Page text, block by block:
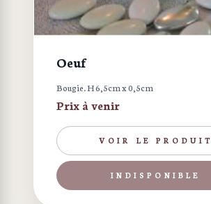
Oeuf
Bougie. H 6,5cm x 0,5cm
Prix à venir
VOIR LE PRODUIT
INDISPONIBLE